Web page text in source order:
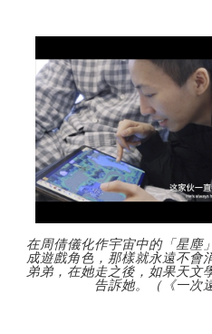
在周倩儀化作宇宙中的「星塵
成遊戲角色，那樣就永遠不會
弟弟，在她走之後，如果天文
告訴她。（《一次